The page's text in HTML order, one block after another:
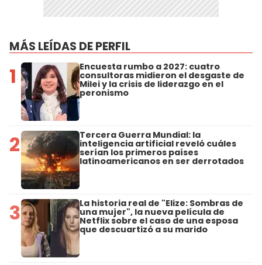
MÁS LEÍDAS DE PERFIL
1 Encuesta rumbo a 2027: cuatro
consultoras midieron el desgaste de
Milei y la crisis de liderazgo en el
peronismo
2 Tercera Guerra Mundial: la
inteligencia artificial reveló cuáles
serían los primeros países
latinoamericanos en ser derrotados
3 La historia real de "Elize: Sombras de
una mujer", la nueva película de
Netflix sobre el caso de una esposa
que descuartizó a su marido